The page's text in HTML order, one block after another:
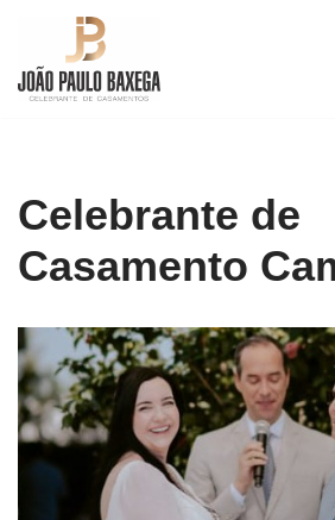
Pular
para
Celebrante de
Casamento